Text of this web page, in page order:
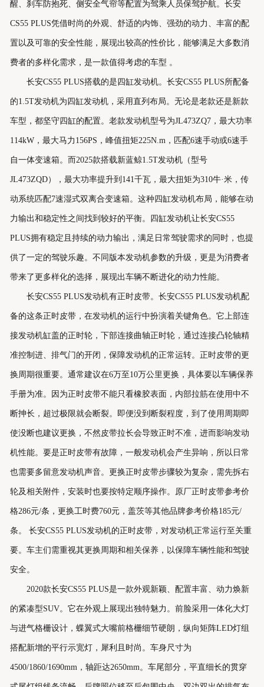
醒、刹车防抱死、侧安全气帘等配置为驾乘人员保驾护航。长安
CS55 PLUS凭借时尚的外观、舒适的内饰、强劲的动力、丰富的配
置以及可靠的安全性能，展现出较高的性价比，能够满足大多数消
费者的多样化需求，是一款值得考虑的车型 。
长安CS55 PLUS搭载的是四缸发动机。长安CS55 PLUS所配备
的1.5T发动机为四缸发动机，采用直列布局。无论是老款还是新款
车型，都坚守四缸的配置。老款发动机型号为JL473ZQ7，最大功率
114kW，最大马力156PS，峰值扭矩225N.m，匹配6速手动或6速手
自一体变速箱。而2025款搭载新蓝鲸1.5T发动机（型号
JL473ZQD），最大功率提升到141千瓦，最大扭矩为310牛·米，传
动系统匹配7速湿式双离合变速箱。这种四缸发动机布局，能够在动
力输出和稳定性之间找到较好的平衡。四缸发动机让长安CS55
PLUS拥有稳定且持续的动力输出，满足日常驾驶需求的同时，也提
供了一定的驾驶乐趣。不同版本发动机参数的升级，更是为消费者
带来了更多样化的选择，展现出车辆不断进化的动力性能。
长安CS55 PLUS发动机有正时皮带。长安CS55 PLUS发动机配
备的这条正时皮带，在发动机的运行中扮演着关键角色。它上部连
接发动机缸盖的正时轮，下部连接曲轴正时轮，通过连接凸轮轴精
准控制进、排气门的开闭，保障发动机的正常运转。正时皮带的更
换周期很重要。通常建议在6万至10万公里更换，具体要以车辆保养
手册为准。因为正时皮带不能只看橡胶表面，内部拉筋在使用中不
断抻长，超过极限就会断裂。即便没到断裂程度，到了使用周期即
使没断也建议更换，不然皮带拉长会导致正时不准，进而影响发动
机性能。要是正时皮带有故障，一般发动机会产生异响，所以日常
也需要多留意发动机声音。更换正时皮带步骤较为复杂，需先拆右
轮及相关附件，安装时也要按特定顺序操作。原厂正时皮带参考价
格286元/条，更换工时费760元，盖茨等其他品牌参考价格185元/
条。 长安CS55 PLUS发动机的正时皮带，对发动机正常运行至关重
要。车主们需重视其更换周期和相关保养，以保障车辆性能和驾驶
安全。
2020款长安CS55 PLUS是一款外观新颖、配置丰富、动力焕新
的紧凑型SUV。它在外观上展现出独特魅力。前脸采用一体化大灯
与进气格栅设计，蝶翼式大嘴前格栅细节硬朗，纵向矩阵LED灯组
搭配新增的平行示宽灯，犀利且时尚。车身尺寸为
4500/1860/1690mm，轴距达2650mm。车尾部分，平直细长的贯穿